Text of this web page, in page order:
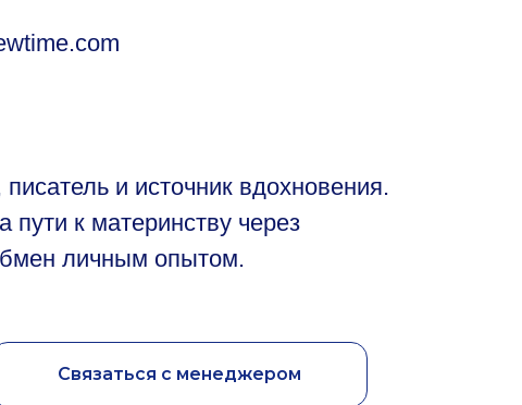
и источник вдохновения.
к материнству через
личным опытом.
Связаться с менеджером